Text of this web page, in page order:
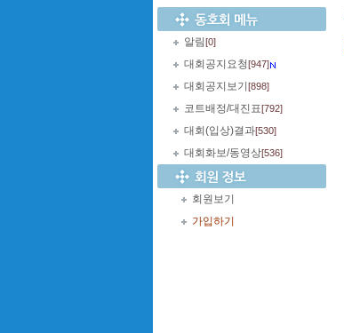
알림[0]
대회공지요청[947]
대회공지보기 [898]
코트배정/대진표[792]
대회(입상)결과[530]
대회화보/동영상[536]
회원보기
가입하기